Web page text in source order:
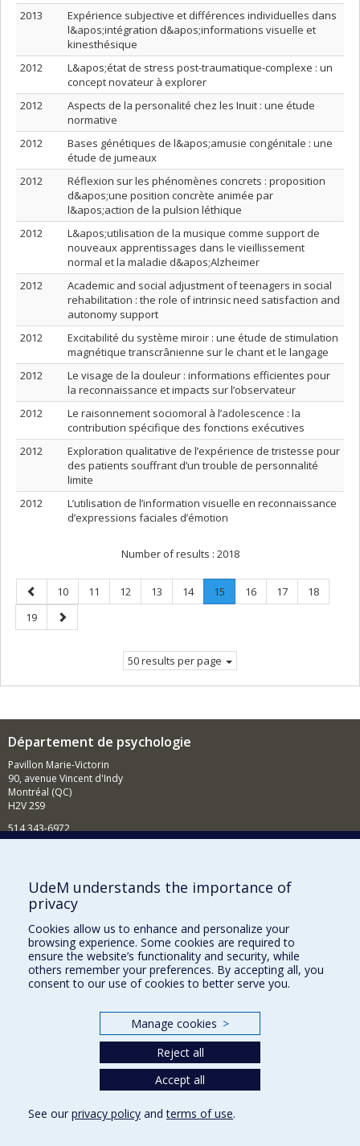
2013
Expérience subjective et différences individuelles dans
l&apos;intégration d&apos;informations visuelle et
kinesthésique
2012
L&apos;état de stress post-traumatique-complexe : un
concept novateur à explorer
2012
Aspects de la personalité chez les Inuit : une étude
normative
2012
Bases génétiques de l&apos;amusie congénitale : une
étude de jumeaux
2012
Réflexion sur les phénomènes concrets : proposition
d&apos;une position concrète animée par
l&apos;action de la pulsion léthique
2012
L&apos;utilisation de la musique comme support de
nouveaux apprentissages dans le vieillissement
normal et la maladie d&apos;Alzheimer
2012
Academic and social adjustment of teenagers in social
rehabilitation : the role of intrinsic need satisfaction and
autonomy support
2012
Excitabilité du système miroir : une étude de stimulation
magnétique transcrânienne sur le chant et le langage
2012
Le visage de la douleur : informations efficientes pour
la reconnaissance et impacts sur l’observateur
2012
Le raisonnement sociomoral à l’adolescence : la
contribution spécifique des fonctions exécutives
2012
Exploration qualitative de l’expérience de tristesse pour
des patients souffrant d’un trouble de personnalité
limite
2012
L’utilisation de l’information visuelle en reconnaissance
d’expressions faciales d’émotion
Number of results : 2018
Previous
page
Page
10 Page
11 Page
12 Page
13 Page
14 Page
15
Current
Page
16 Page
17 Page
18
Page
19
Next
page
50 results per page
Département de psychologie
Pavillon Marie-Victorin
90, avenue Vincent d'Indy
Montréal (QC)
H2V 2S9
514 343-6972
Comment soutenir le Département?
BESOIN D'AIDE?
Plan du site
Signaler une erreur
Accessibilité
Nos départements et écoles
UdeM understands the importance of
privacy
Cookies allow us to enhance and personalize your
browsing experience. Some cookies are required to
ensure the website’s functionality and security, while
others remember your preferences. By accepting all, you
consent to our use of cookies to better serve you.
Manage cookies >
Reject all
Accept all
See our privacy policy andterms of use.